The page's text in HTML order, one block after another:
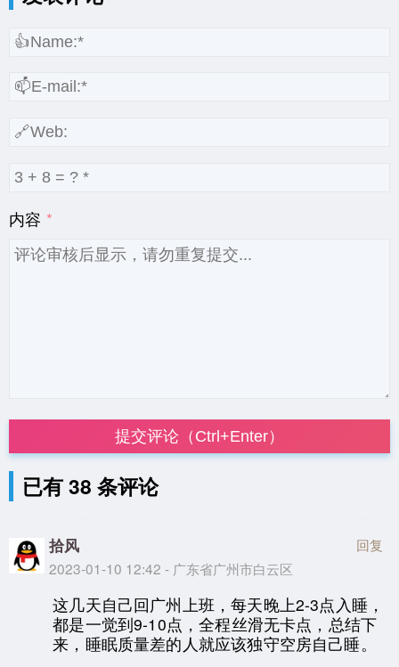
内容
提交评论（Ctrl+Enter）
已有 38 条评论
拾风
2023-01-10 12:42 - 广东省广州市白云区
回复
这几天自己回广州上班，每天晚上2-3点入睡，
都是一觉到9-10点，全程丝滑无卡点，总结下
来，睡眠质量差的人就应该独守空房自己睡。